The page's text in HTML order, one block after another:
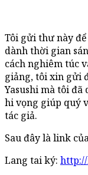
Tôi gửi thư này
dành thời gian
cách nghiêm túc
giảng, tôi xin gửi
Yasushi mà tôi
hi vọng giúp quý
tác giả.
Sau đây là link
Lang tai ký: